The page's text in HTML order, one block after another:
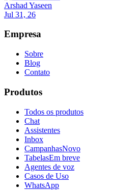
Arshad Yaseen
Jul 31, 26
Empresa
Sobre
Blog
Contato
Produtos
Todos os produtos
Chat
Assistentes
Inbox
CampanhasNovo
TabelasEm breve
Agentes de voz
Casos de Uso
WhatsApp